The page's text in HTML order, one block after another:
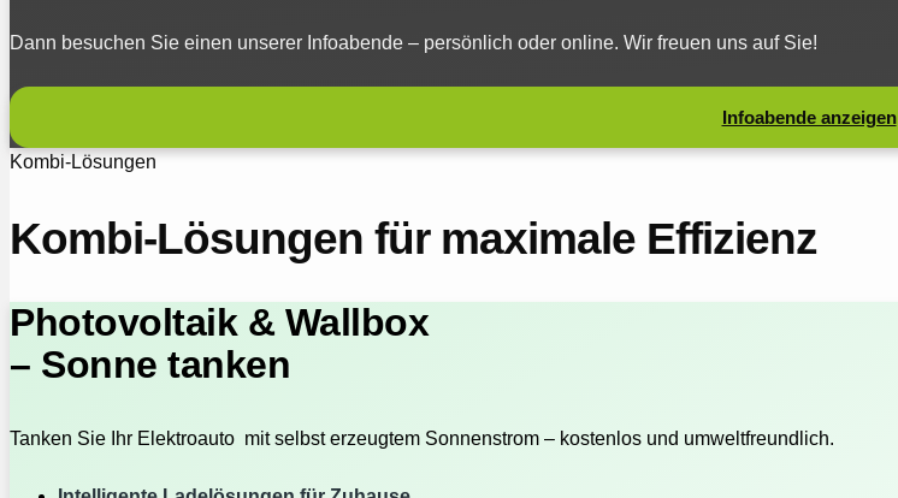
Dann besuchen Sie einen unserer Infoabende – persönlich oder online. Wir freuen uns auf Sie!
Infoabende anzeigen
Kombi-Lösungen
Kombi-Lösungen für maximale Effizienz
Photovoltaik & Wallbox
– Sonne tanken
Tanken Sie Ihr Elektroauto mit selbst erzeugtem Sonnenstrom – kostenlos und umweltfreundlich.